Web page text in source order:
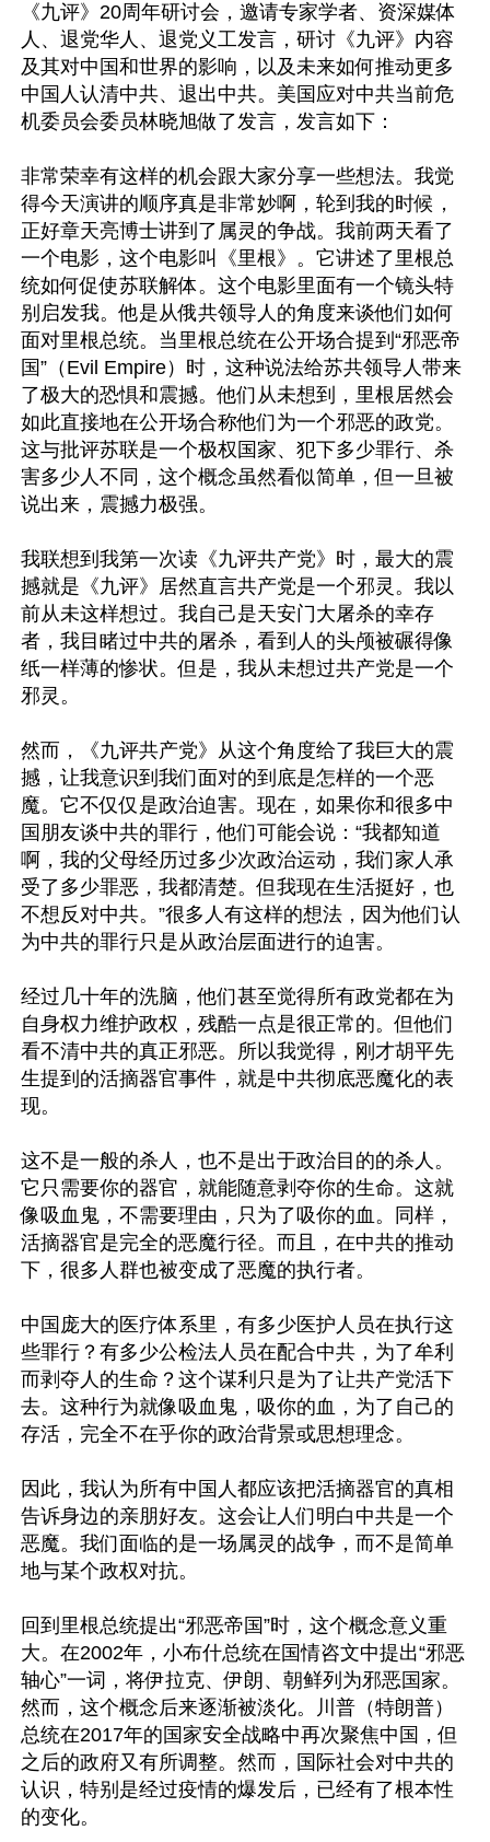
《九评》20周年研讨会，邀请专家学者、资深媒体
人、退党华人、退党义工发言，研讨《九评》内容
及其对中国和世界的影响，以及未来如何推动更多
中国人认清中共、退出中共。美国应对中共当前危
机委员会委员林晓旭做了发言，发言如下：
非常荣幸有这样的机会跟大家分享一些想法。我觉
得今天演讲的顺序真是非常妙啊，轮到我的时候，
正好章天亮博士讲到了属灵的争战。我前两天看了
一个电影，这个电影叫《里根》。它讲述了里根总
统如何促使苏联解体。这个电影里面有一个镜头特
别启发我。他是从俄共领导人的角度来谈他们如何
面对里根总统。当里根总统在公开场合提到“邪恶帝
国”（Evil Empire）时，这种说法给苏共领导人带来
了极大的恐惧和震撼。他们从未想到，里根居然会
如此直接地在公开场合称他们为一个邪恶的政党。
这与批评苏联是一个极权国家、犯下多少罪行、杀
害多少人不同，这个概念虽然看似简单，但一旦被
说出来，震撼力极强。
我联想到我第一次读《九评共产党》时，最大的震
撼就是《九评》居然直言共产党是一个邪灵。我以
前从未这样想过。我自己是天安门大屠杀的幸存
者，我目睹过中共的屠杀，看到人的头颅被碾得像
纸一样薄的惨状。但是，我从未想过共产党是一个
邪灵。
然而，《九评共产党》从这个角度给了我巨大的震
撼，让我意识到我们面对的到底是怎样的一个恶
魔。它不仅仅是政治迫害。现在，如果你和很多中
国朋友谈中共的罪行，他们可能会说：“我都知道
啊，我的父母经历过多少次政治运动，我们家人承
受了多少罪恶，我都清楚。但我现在生活挺好，也
不想反对中共。”很多人有这样的想法，因为他们认
为中共的罪行只是从政治层面进行的迫害。
经过几十年的洗脑，他们甚至觉得所有政党都在为
自身权力维护政权，残酷一点是很正常的。但他们
看不清中共的真正邪恶。所以我觉得，刚才胡平先
生提到的活摘器官事件，就是中共彻底恶魔化的表
现。
这不是一般的杀人，也不是出于政治目的的杀人。
它只需要你的器官，就能随意剥夺你的生命。这就
像吸血鬼，不需要理由，只为了吸你的血。同样，
活摘器官是完全的恶魔行径。而且，在中共的推动
下，很多人群也被变成了恶魔的执行者。
中国庞大的医疗体系里，有多少医护人员在执行这
些罪行？有多少公检法人员在配合中共，为了牟利
而剥夺人的生命？这个谋利只是为了让共产党活下
去。这种行为就像吸血鬼，吸你的血，为了自己的
存活，完全不在乎你的政治背景或思想理念。
因此，我认为所有中国人都应该把活摘器官的真相
告诉身边的亲朋好友。这会让人们明白中共是一个
恶魔。我们面临的是一场属灵的战争，而不是简单
地与某个政权对抗。
回到里根总统提出“邪恶帝国”时，这个概念意义重
大。在2002年，小布什总统在国情咨文中提出“邪恶
轴心”一词，将伊拉克、伊朗、朝鲜列为邪恶国家。
然而，这个概念后来逐渐被淡化。川普（特朗普）
总统在2017年的国家安全战略中再次聚焦中国，但
之后的政府又有所调整。然而，国际社会对中共的
认识，特别是经过疫情的爆发后，已经有了根本性
的变化。